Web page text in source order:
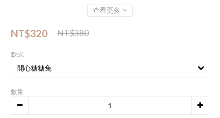
查看更多
NT$320 NT$380
款式
數量